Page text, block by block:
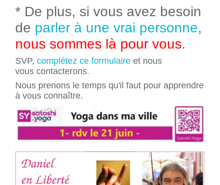
* De plus, si vous avez besoin
de parler à une vrai personne,
nous sommes là pour vous.
SVP, complétez ce formulaire et nous
vous contacterons.
Nous prenons le temps qu'il faut pour apprendre
à vous connaître.